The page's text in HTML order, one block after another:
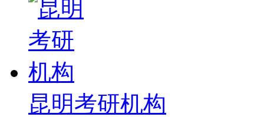
昆明考研机构